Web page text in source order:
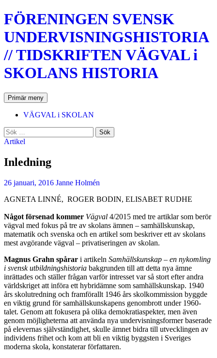
Hoppa
till
innehåll
FÖRENINGEN SVENSK
UNDERVISNINGSHISTORIA
// TIDSKRIFTEN VÄGVAL i
SKOLANS HISTORIA
SökPrimär meny
VÄGVAL i SKOLAN
Sök
efter:
Artikel
Inledning
26 januari, 2016 Janne Holmén
AGNETA LINNÉ, ROGER BODIN, ELISABET RUDHE
Något försenad kommer Vägval 4/2015 med tre artiklar som berör
vägval med fokus på tre av skolans ämnen – samhällskunskap,
matematik och svenska och en artikel som beskriver ett av skolans
mest avgörande vägval – privatiseringen av skolan.
Magnus Grahn spårar i artikeln Samhällskunskap – en nykomling
i svensk utbildningshistoria bakgrunden till att detta nya ämne
inrättades och ställer frågan varför intresset var så stort efter andra
världskriget att införa ett hybridämne som samhällskunskap. 1940
års skolutredning och framförallt 1946 års skolkommission byggde
en viktig grund för samhällskunskapens genombrott under 1960-
talet. Genom att fokusera på olika demokratiaspekter, men även
genom möjligheterna att använda nya undervisningsformer baserade
på elevernas självständighet, skulle ämnet bidra till utvecklingen av
individens frihet och kom att bli en viktig byggsten i Sveriges
moderna skola, konstaterar författaren.